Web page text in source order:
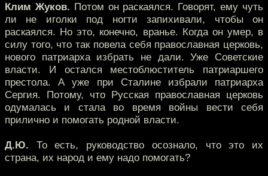
Клим Жуков. Потом он раскаялся. Говорят, ему чуть
ли не иголки под ногти запихивали, чтобы он
раскаялся. Но это, конечно, вранье. Когда он умер, в
силу того, что так повела себя православная церковь,
нового патриарха избрать не дали. Уже Советские
власти. И остался местоблюститель патриаршего
престола. А уже при Сталине избрали патриарха
Сергия. Потому, что Русская православная церковь
одумалась и стала во время войны вести себя
прилично и помогать родной власти.
Д.Ю. То есть, руководство осознало, что это их
страна, их народ и ему надо помогать?